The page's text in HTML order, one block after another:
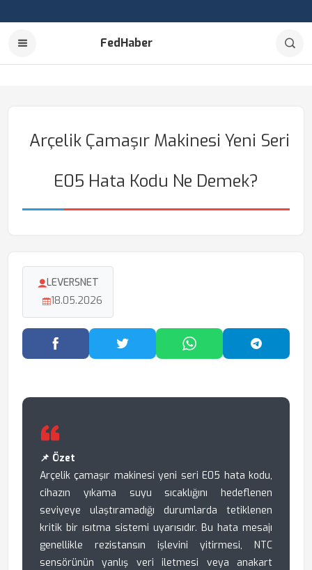
FedHaber
Arçelik Çamaşır Makinesi Yeni Seri
E05 Hata Kodu Ne Demek?
LEVERSNET
18.05.2026
Facebook'ta PaylaşTwitter'da PaylaşWhatsApp'ta Paylaş
📌 Özet
Arçelik çamaşır makinesi yeni seri E05 hata kodu,
cihazın yıkama suyu sıcaklığını hedeflenen
seviyeye ulaştıramadığı durumlarda tetiklenen
kritik bir ısıtma sistemi uyarısıdır. Bu hata mesajı
genellikle rezistansın işlevini yitirmesi, NTC
sensörünün yanlış veri iletmesi veya anakart